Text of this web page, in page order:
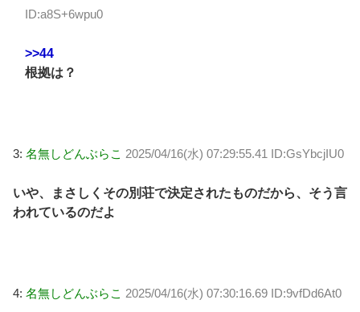
ID:a8S+6wpu0
>>44
根拠は？
3: 名無しどんぶらこ 2025/04/16(水) 07:29:55.41 ID:GsYbcjIU0
いや、まさしくその別荘で決定されたものだから、そう言
われているのだよ
4: 名無しどんぶらこ 2025/04/16(水) 07:30:16.69 ID:9vfDd6At0